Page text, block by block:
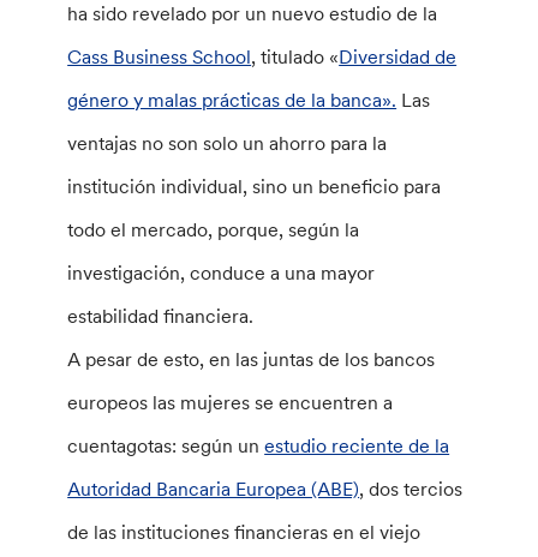
ha sido revelado por un nuevo estudio de la
Cass Business School, titulado «Diversidad de
género y malas prácticas de la banca». Las
ventajas no son solo un ahorro para la
institución individual, sino un beneficio para
todo el mercado, porque, según la
investigación, conduce a una mayor
estabilidad financiera.
A pesar de esto, en las juntas de los bancos
europeos las mujeres se encuentren a
cuentagotas: según unestudio reciente de la
Autoridad Bancaria Europea (ABE), dos tercios
de las instituciones financieras en el viejo